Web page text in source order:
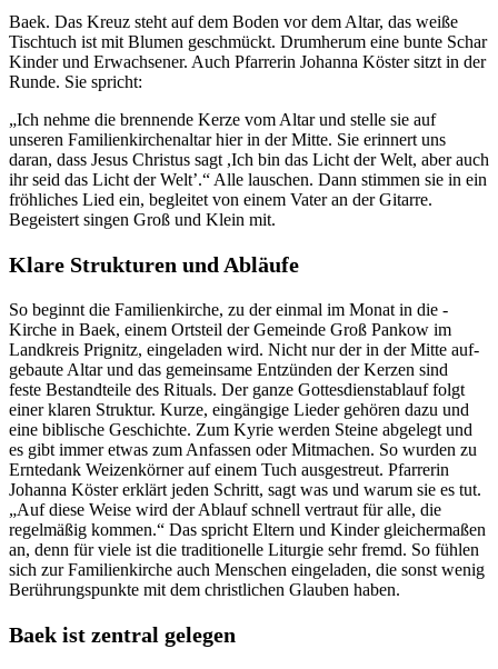
Baek. Das Kreuz steht auf dem ­Boden vor dem Altar, das weiße
Tischtuch ist mit Blumen geschmückt. Drumherum eine bunte Schar
Kinder und Erwachsener. Auch Pfarrerin Johanna Köster sitzt in der
Runde. Sie spricht:
„Ich nehme die brennende Kerze vom Altar und stelle sie auf
unseren Familienkirchenaltar hier in der Mitte. Sie erinnert uns
daran, dass Jesus Christus sagt ,Ich bin das Licht der Welt, aber auch
ihr seid das Licht der Welt’.“ Alle lauschen. Dann stimmen sie in ein
fröhliches Lied ein, begleitet von einem Vater an der Gitarre.
Begeistert singen Groß und Klein mit.
Klare Strukturen und Abläufe
So beginnt die Familienkirche, zu der einmal im Monat in die ­
Kirche in Baek, einem Ortsteil der Gemeinde Groß Pankow im
Landkreis Prignitz, eingeladen wird. Nicht nur der in der Mitte auf­
gebaute Altar und das gemeinsame Entzünden der Kerzen sind
feste ­Bestandteile des Rituals. Der ganze Gottesdienstablauf folgt
einer ­klaren Struktur. Kurze, eingängige Lieder gehören dazu und
eine bib­lische Geschichte. Zum Kyrie werden Steine abgelegt und
es gibt immer etwas zum Anfassen oder Mitmachen. So wurden zu
Erntedank Weizenkörner auf einem Tuch ausgestreut. Pfarrerin
Johanna ­Köster erklärt jeden Schritt, sagt was und warum sie es tut.
„Auf ­diese Weise wird der Ablauf schnell vertraut für alle, die
regelmäßig kommen.“ Das spricht Eltern und Kinder gleichermaßen
an, denn für viele ist die traditionelle Liturgie sehr fremd. So fühlen
sich zur Familienkirche auch Menschen ein­­ge­laden, die sonst wenig
Berührungspunkte mit dem christlichen ­Glauben haben.
Baek ist zentral gelegen